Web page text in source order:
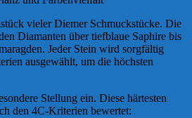
vieler Diemer Schmuckstücke. Die
Diamanten über tiefblaue Saphire bis
Jeder Stein wird sorgfältig
ausgewählt, um die höchsten
Stellung ein. Diese härtesten
den 4C-Kriterien bewertet: